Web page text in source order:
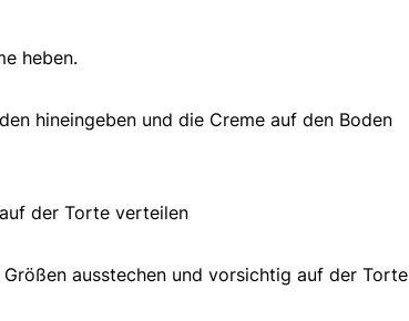
heben.
hineingeben und die Creme auf den Boden
der Torte verteilen
ausstechen und vorsichtig auf der Torte